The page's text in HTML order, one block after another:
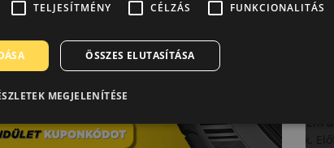
Figyelem
jellegűek.
TELJESÍTMÉNY CÉLZÁS FUNKCIONALITÁS
ÖSSZES ELUTASÍTÁSA
MEGJELENÍTÉSE